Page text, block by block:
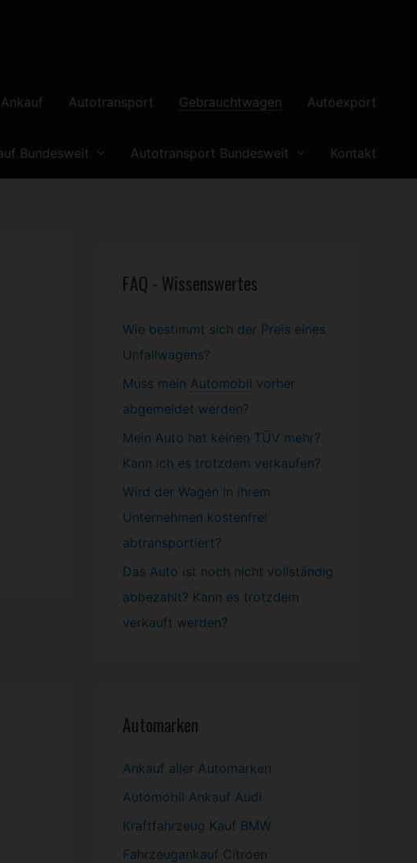
Autotransport Gebrauchtwagen Autoexport
Bundesweit Autotransport Bundesweit Kontakt
FAQ - Wissenswertes
Wie bestimmt sich der Preis eines
Unfallwagens?
Muss mein Automobil vorher
abgemeldet werden?
Mein Auto hat keinen TÜV mehr?
Kann ich es trotzdem verkaufen?
Wird der Wagen in ihrem
Unternehmen kostenfrei
abtransportiert?
Das Auto ist noch nicht vollständig
abbezahlt? Kann es trotzdem
verkauft werden?
Automarken
Ankauf aller Automarken
Automobil Ankauf Audi
Kraftfahrzeug Kauf BMW
Fahrzeugankauf Citroen